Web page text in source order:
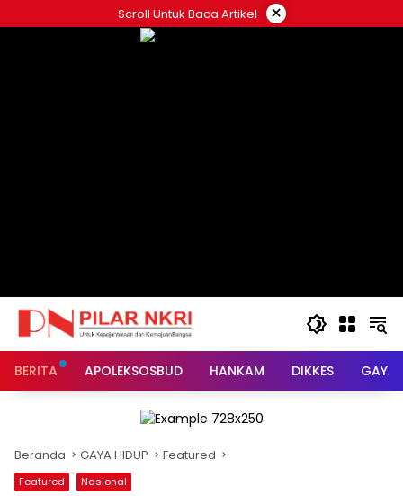
ke
Scroll Untuk Baca Artikel ×
BERITA APOLEKSOSBUD HANKAM DIKKES GAYA
Beranda GAYA HIDUP Featured
Featured Nasional